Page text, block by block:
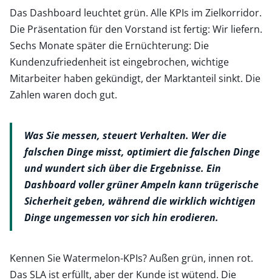
Das Dashboard leuchtet grün. Alle KPIs im Zielkorridor.
Die Präsentation für den Vorstand ist fertig: Wir liefern.
Sechs Monate später die Ernüchterung: Die
Kundenzufriedenheit ist eingebrochen, wichtige
Mitarbeiter haben gekündigt, der Marktanteil sinkt. Die
Zahlen waren doch gut.
Was Sie messen, steuert Verhalten. Wer die
falschen Dinge misst, optimiert die falschen Dinge
und wundert sich über die Ergebnisse. Ein
Dashboard voller grüner Ampeln kann trügerische
Sicherheit geben, während die wirklich wichtigen
Dinge ungemessen vor sich hin erodieren.
Kennen Sie Watermelon-KPIs? Außen grün, innen rot.
Das SLA ist erfüllt, aber der Kunde ist wütend. Die